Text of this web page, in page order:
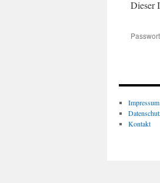
Dieser
Impressum
Kontakt